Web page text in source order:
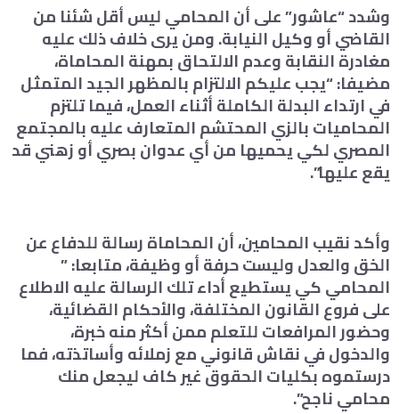
وشدد “عاشور” على أن المحامي ليس أقل شئنا من
القاضي أو وكيل النيابة. ومن يرى خلاف ذلك عليه
مغادرة النقابة وعدم الالتحاق بمهنة المحاماة،
مضيفا: “يجب عليكم الالتزام بالمظهر الجيد المتمثل
في ارتداء البدلة الكاملة أثناء العمل، فيما تلتزم
المحاميات بالزي المحتشم المتعارف عليه بالمجتمع
المصري لكي يحميها من أي عدوان بصري أو زهني قد
يقع عليها”.
وأكد نقيب المحامين، أن المحاماة رسالة للدفاع عن
الخق والعدل وليست حرفة أو وظيفة، متابعا: ”
المحامي كي يستطيع أداء تلك الرسالة عليه الاطلاع
على فروع القانون المختلفة، والأحكام القضائية،
وحضور المرافعات للتعلم ممن أكثر منه خبرة،
والدخول في نقاش قانوني مع زملائه وأساتذته، فما
درستموه بكليات الحقوق غير كاف ليجعل منك
محامي ناجح”.